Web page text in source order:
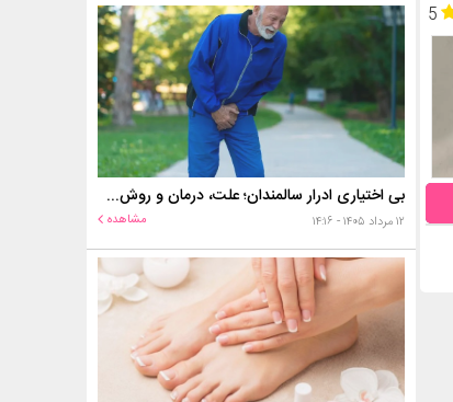
5
بی اختیاری ادرار سالمندان؛ علت، درمان و روش‌های کنترل در منزل
۱۲ مرداد ۱۴۰۵ - ۱۴:۱۶ مشاهده